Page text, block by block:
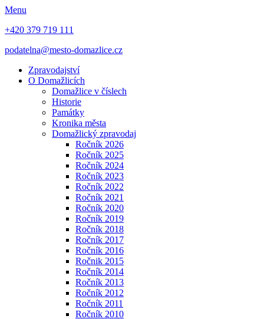
Menu
+420 379 719 111
podatelna@mesto-domazlice.cz
Zpravodajství
O Domažlicích
Domažlice v číslech
Historie
Památky
Kronika města
Domažlický zpravodaj
Ročník 2026
Ročník 2025
Ročník 2024
Ročník 2023
Ročník 2022
Ročník 2021
Ročník 2020
Ročník 2019
Ročník 2018
Ročník 2017
Ročník 2016
Ročnik 2015
Ročník 2014
Ročník 2013
Ročník 2012
Ročník 2011
Ročník 2010